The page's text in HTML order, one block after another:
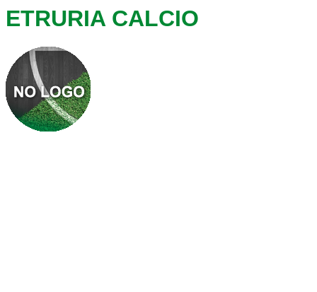
ETRURIA CALCIO